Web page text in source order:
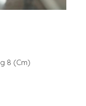
8 (Cm)